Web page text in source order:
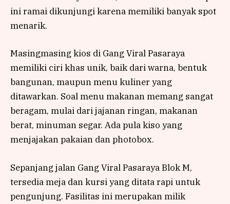
ini ramai dikunjungi karena memiliki banyak spot
menarik.
Masingmasing kios di Gang Viral Pasaraya
memiliki ciri khas unik, baik dari warna, bentuk
bangunan, maupun menu kuliner yang
ditawarkan. Soal menu makanan memang sangat
beragam, mulai dari jajanan ringan, makanan
berat, minuman segar. Ada pula kiso yang
menjajakan pakaian dan photobox.
Sepanjang jalan Gang Viral Pasaraya Blok M,
tersedia meja dan kursi yang ditata rapi untuk
pengunjung. Fasilitas ini merupakan milik